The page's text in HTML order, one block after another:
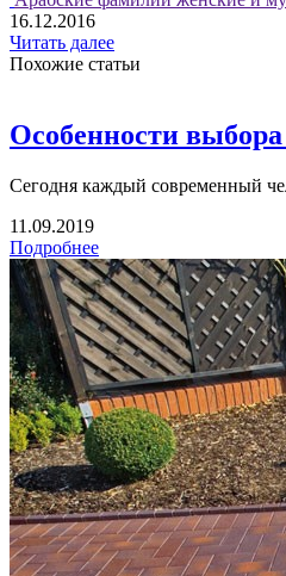
16.12.2016
Читать далее
Похожие статьи
Особенности
Сегодня каждый современный
11.09.2019
Подробнее